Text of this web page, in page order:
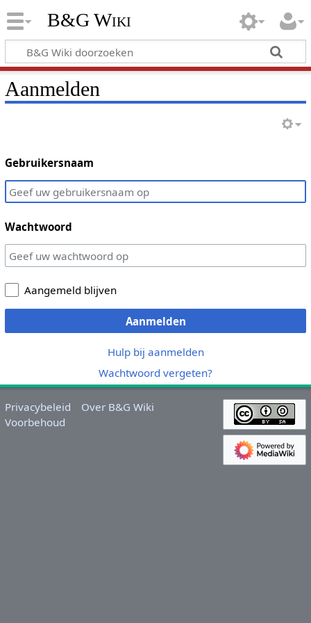
B&G Wiki
Aanmelden
Gebruikersnaam
Wachtwoord
Aangemeld blijven
Aanmelden
Hulp bij aanmelden
Wachtwoord vergeten?
Privacybeleid
Over B&G Wiki
Voorbehoud